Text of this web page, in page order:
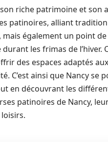
son riche patrimoine et
patinoires, alliant
également un point
les frimas de l’hiver.
des espaces adaptés
C’est ainsi que Nancy
en découvrant les
patinoires de Nancy,